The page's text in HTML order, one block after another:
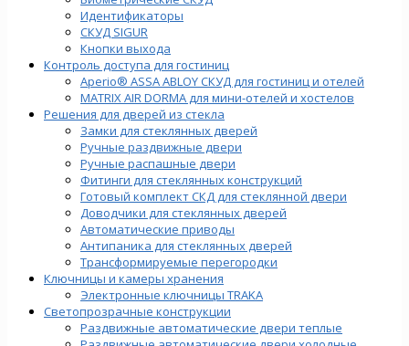
Идентификаторы
СКУД SIGUR
Кнопки выхода
Контроль доступа для гостиниц
Aperio® ASSA ABLOY СКУД для гостиниц и отелей
MATRIX AIR DORMA для мини-отелей и хостелов
Решения для дверей из стекла
Замки для стеклянных дверей
Ручные раздвижные двери
Ручные распашные двери
Фитинги для стеклянных конструкций
Готовый комплект СКД для стеклянной двери
Доводчики для стеклянных дверей
Автоматические приводы
Антипаника для стеклянных дверей
Трансформируемые перегородки
Ключницы и камеры хранения
Электронные ключницы TRAKA
Светопрозрачные конструкции
Раздвижные автоматические двери теплые